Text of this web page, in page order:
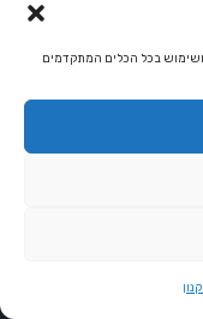
ושימוש בכל הכלים המתקדמים